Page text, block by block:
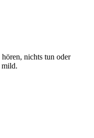
nichts tun oder
mild.